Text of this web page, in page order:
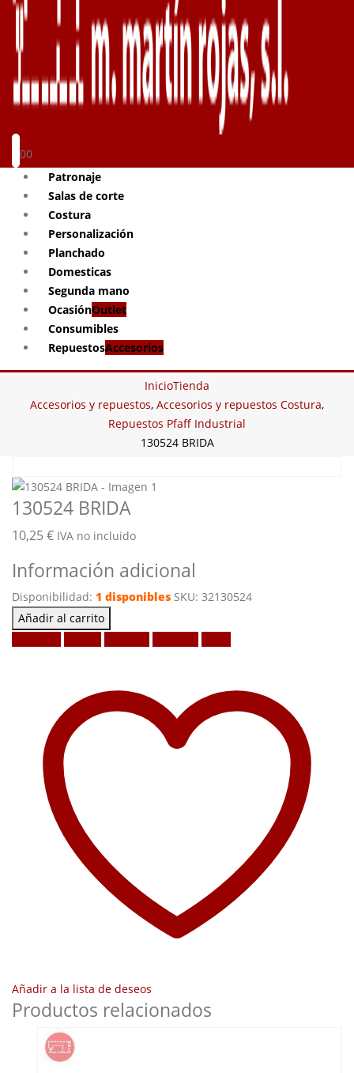
00
Patronaje
Salas de corte
Costura
Personalización
Planchado
Domesticas
Segunda mano
OcasiónOutlet
Consumibles
RepuestosAccesorios
InicioTienda
Accesorios y repuestos, Accesorios y repuestos Costura,
Repuestos Pfaff Industrial
130524 BRIDA
130524 BRIDA
10,25€ IVA no incluido
Información adicional
Disponibilidad: 1 disponibles SKU: 32130524
Añadir al carrito
Añadir a la lista de deseos
Productos relacionados